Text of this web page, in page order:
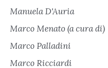
Manuela D'Auria
Marco Menato (a cura di)
Marco Palladini
Marco Ricciardi